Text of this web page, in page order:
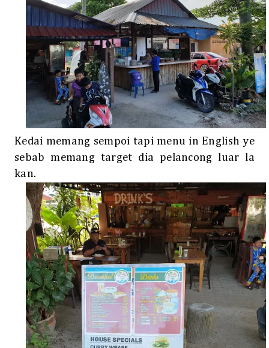
Kedai memang sempoi tapi menu in English ye
sebab memang target dia pelancong luar la
kan.